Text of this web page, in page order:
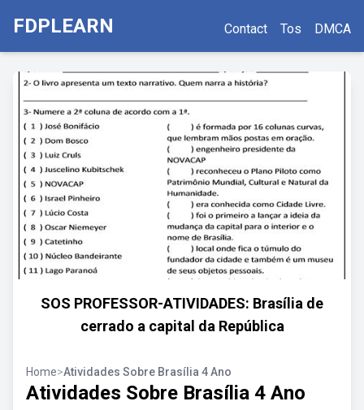
FDPLEARN Contact Tos DMCA
SOS PROFESSOR-ATIVIDADES: Brasília de
cerrado a capital da República
Home>Atividades Sobre Brasília 4 Ano
Atividades Sobre Brasília 4 Ano